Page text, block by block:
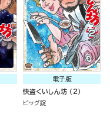
電子版
快盗くいしん坊 （2）
ビッグ錠